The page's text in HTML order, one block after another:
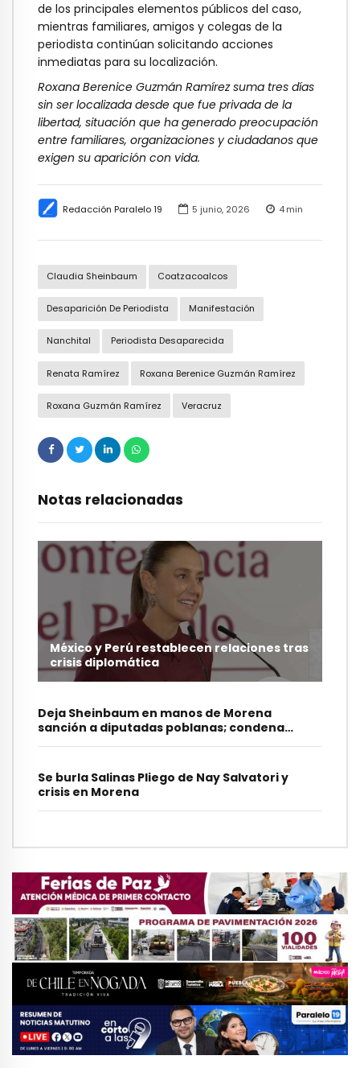
Redacción Paralelo 19 5 junio, 2026 4min
Claudia Sheinbaum Coatzacoalcos
Desaparición De Periodista Manifestación
Nanchital Periodista Desaparecida
Renata Ramírez Roxana Berenice Guzmán Ramírez
Roxana Guzmán Ramírez Veracruz
Notas relacionadas
México y Perú restablecen relaciones tras
crisis diplomática
Deja Sheinbaum en manos de Morena
sanción a diputadas poblanas; condena
burlas
Se burla Salinas Pliego de Nay Salvatori y
crisis en Morena
de los principales elementos públicos del caso,
mientras familiares, amigos y colegas de la
periodista continúan solicitando acciones
inmediatas para su localización.
Roxana Berenice Guzmán Ramírez suma tres días
sin ser localizada desde que fue privada de la
libertad, situación que ha generado preocupación
entre familiares, organizaciones y ciudadanos que
exigen su aparición con vida.